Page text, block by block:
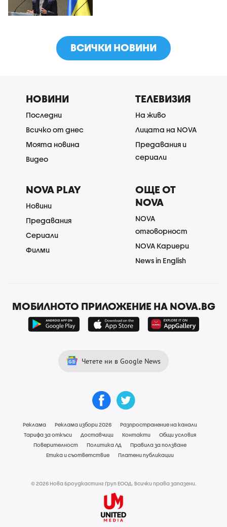
ВСИЧКИ НОВИНИ
НОВИНИ
Последни
Всичко от днес
Моята новина
Видео
ТЕЛЕВИЗИЯ
На живо
Лицата на NOVA
Предавания и
сериали
NOVA PLAY
Новини
Предавания
Сериали
Филми
ОЩЕ ОТ
NOVA
NOVA
отговорност
NOVA Кариери
News in English
МОБИЛНОТО ПРИЛОЖЕНИЕ НА NOVA.BG
Четете ни в Google News
Реклама Реклама избори 2026
Разпространение на канали
Тарифа за откъси
Доставчици Контакти
Общи условия
Поверителност
Политика ЛД
Правила за ползване
Етика и съответствие
Платени публикации
© 2026 Нова Броудкастинг Груп ЕООД. Всички права запазени.